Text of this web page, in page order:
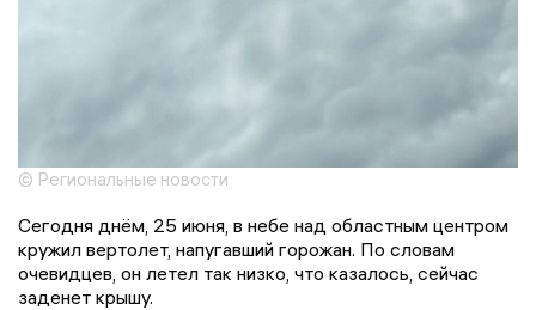
© Региональные новости
Сегодня днём, 25 июня, в небе над областным центром
кружил вертолет, напугавший горожан. По словам
очевидцев, он летел так низко, что казалось, сейчас
заденет крышу.